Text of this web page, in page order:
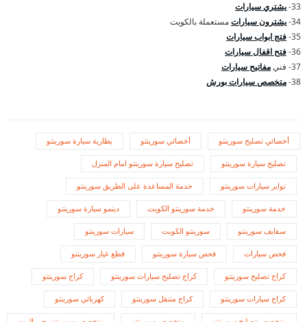
33- يشتري سيارات
34- يشترون سياراتمستعملة بالكويت
35- فتج ابواب سيارات
36- فتح اقفال سيارات
37- فني
مفاتيح سيارات
38- متخصص سيارات بورش
أخصائي تصليح سورينتو أخصائي سورينتو بطارية سيارة سورينتو
تصليح سيارة سورينتو تصليح سيارة سورينتو امام المنزل
تواير سيارات سورينتو خدمة المساعدة على الطريق سورينتو
خدمة سورينتو خدمة سورينتو الكويت دينمو سيارة سورينتو
سفايف سورينتو سورينتو الكويت سيارات سورينتو
فحص سيارات فحص سيارة سورينتو قطع غيار سورينتو
كراج تصليح سورينتو كراج تصليح سيارات سورينتو كراج سورينتو
كراج سيارات سورينتو كراج متنقل سورينتو كهربائي سورينتو